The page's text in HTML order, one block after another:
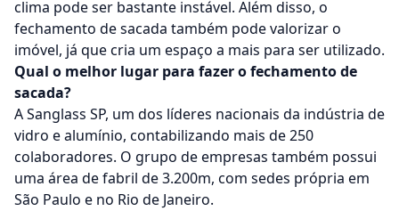
clima pode ser bastante instável. Além disso, o
fechamento de sacada também pode valorizar o
imóvel, já que cria um espaço a mais para ser utilizado.
Qual o melhor lugar para fazer o fechamento de
sacada?
A Sanglass SP, um dos líderes nacionais da indústria de
vidro e alumínio, contabilizando mais de 250
colaboradores. O grupo de empresas também possui
uma área de fabril de 3.200m, com sedes própria em
São Paulo e no Rio de Janeiro.